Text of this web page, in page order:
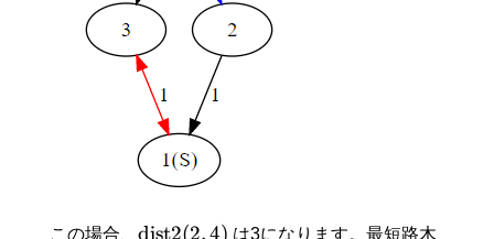
この場合、 dist2(2,4) は3になります。最短路木